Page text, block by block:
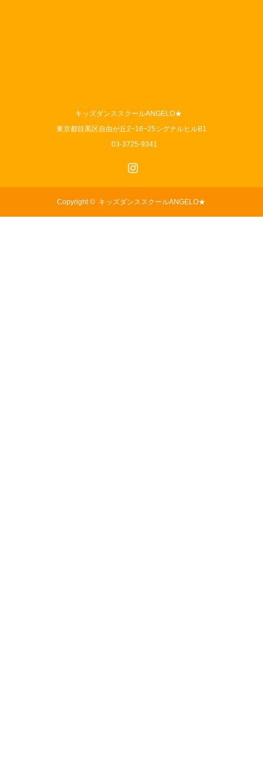
キッズダンススクールANGELO★
東京都目黒区自由が丘2−16−25シグナルヒルB1
03-3725-9341
Copyright © キッズダンススクールANGELO★